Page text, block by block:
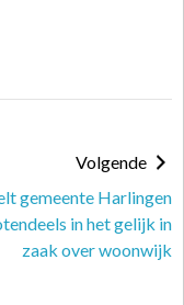
Volgende
gemeente Harlingen
in het gelijk in
zaak over woonwijk